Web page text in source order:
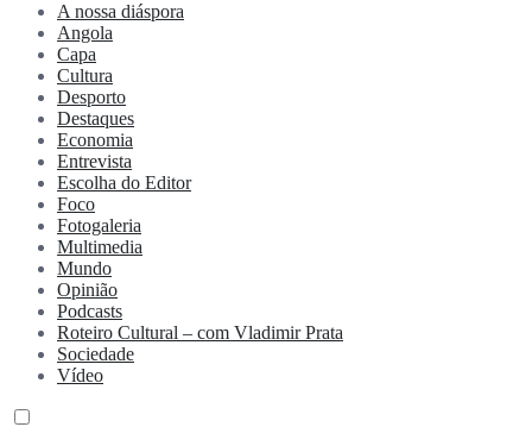
A nossa diáspora
Angola
Capa
Cultura
Desporto
Destaques
Economia
Entrevista
Escolha do Editor
Foco
Fotogaleria
Multimedia
Mundo
Opinião
Podcasts
Roteiro Cultural – com Vladimir Prata
Sociedade
Vídeo